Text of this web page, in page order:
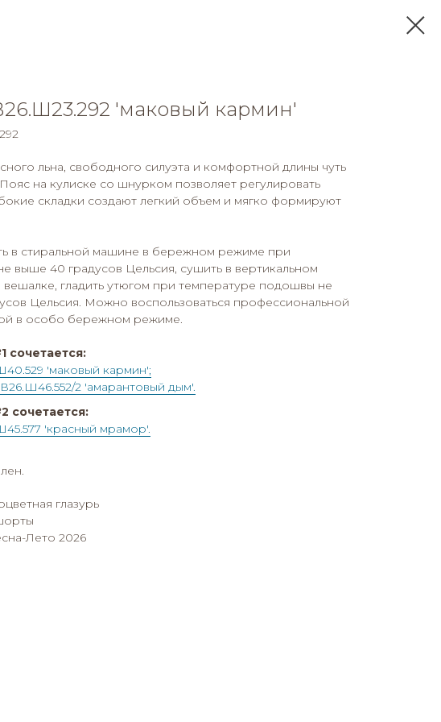
'маковый кармин'
льна, свободного силуэта и комфортной длины чуть
на кулиске со шнурком позволяет регулировать
складки создают легкий объем и мягко формируют
в стиральной машине в бережном режиме при
выше 40 градусов Цельсия, сушить в вертикальном
гладить утюгом при температуре подошвы не
Цельсия. Можно воспользоваться профессиональной
в особо бережном режиме.
сочетается:
'маковый кармин';
В26.Ш46.552/2 'амарантовый дым'.
сочетается:
'красный мрамор'.
глазурь
Лето 2026